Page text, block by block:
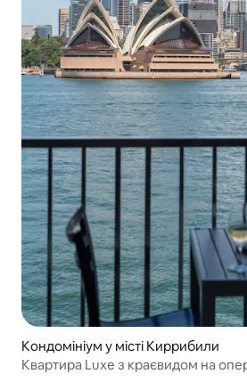
Кондомініум у місті Киррибили
Квартира Luxe з краєвидом на